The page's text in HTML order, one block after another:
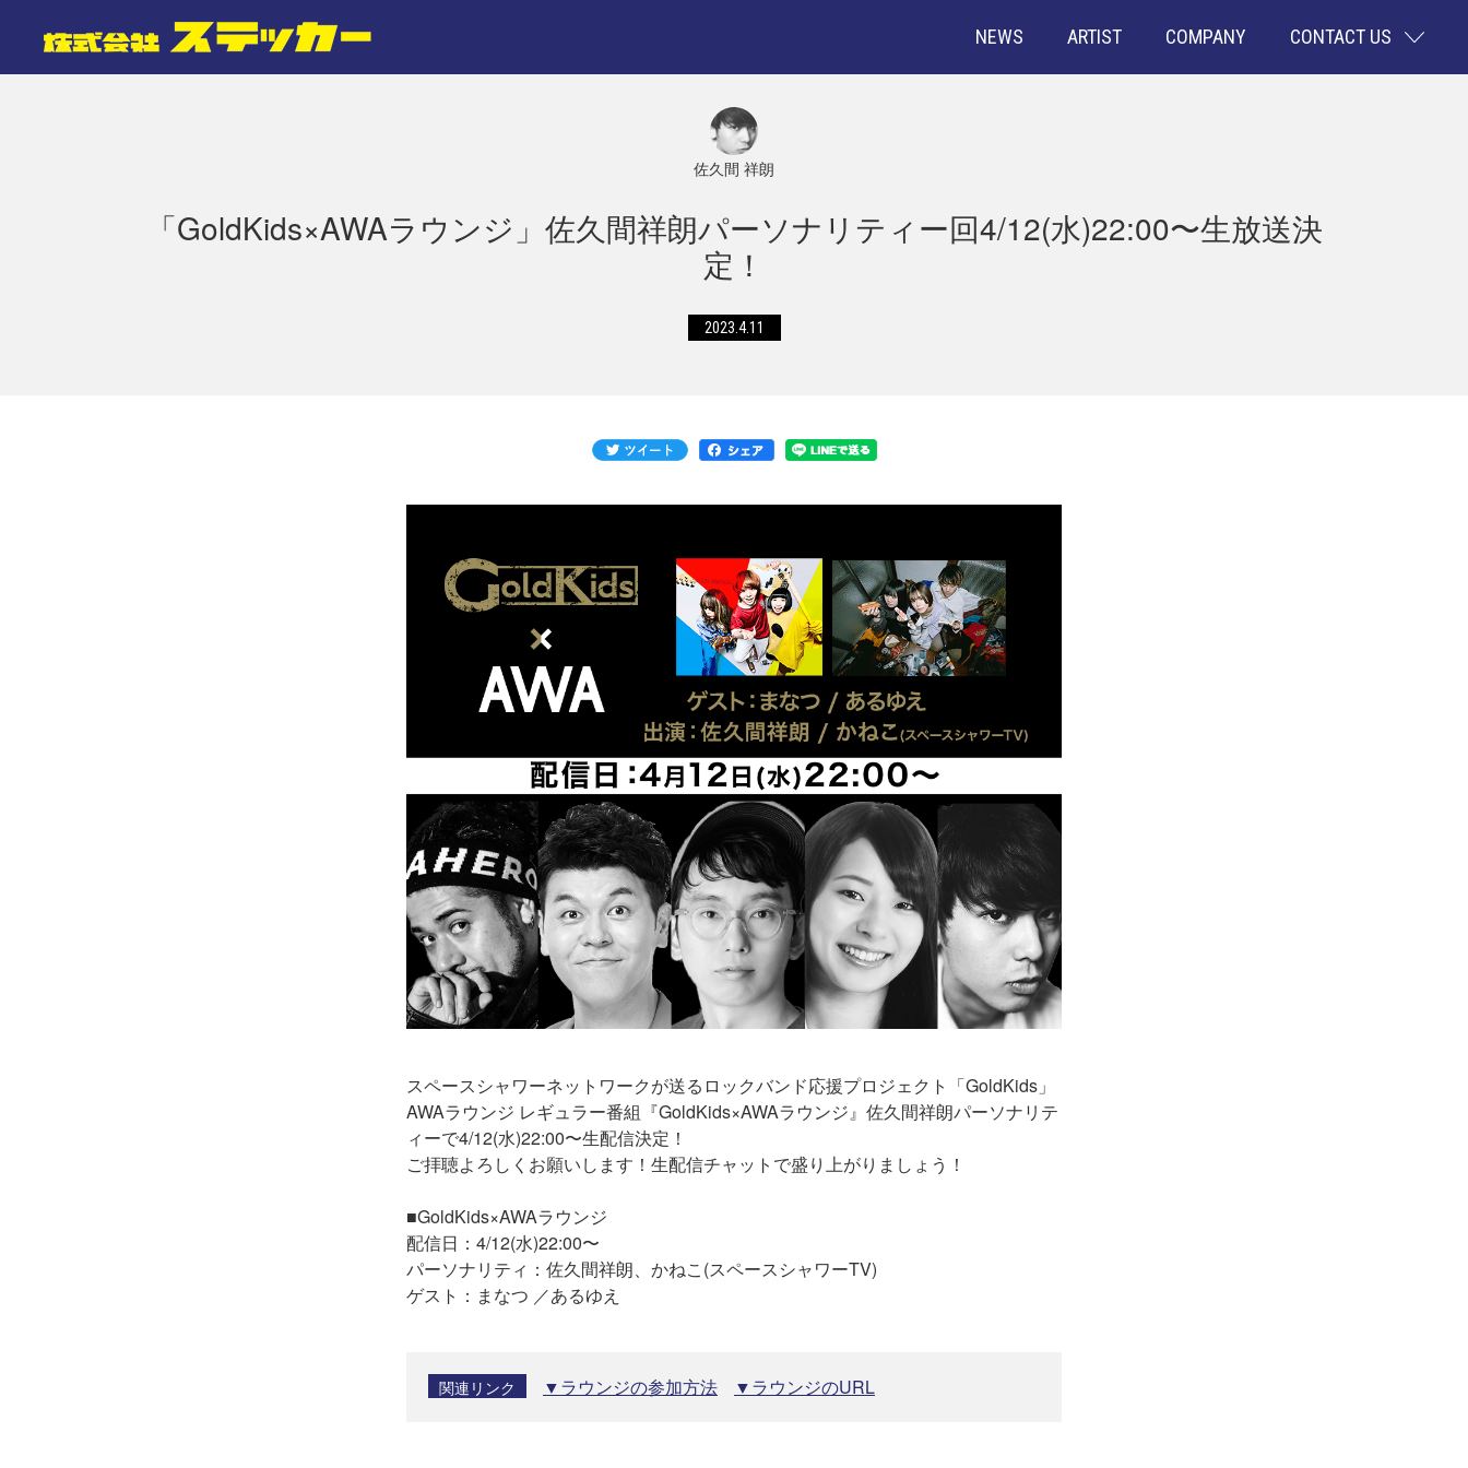
NEWS ARTIST COMPANY CONTACT US
佐久間 祥朗
「GoldKids×AWAラウンジ」佐久間祥朗パーソナリティー回4/12(水)22:00〜生放送決
定！
2023.4.11
スペースシャワーネットワークが送るロックバンド応援プロジェクト「GoldKids」
AWAラウンジ レギュラー番組『GoldKids×AWAラウンジ』佐久間祥朗パーソナリテ
ィーで4/12(水)22:00〜生配信決定！
ご拝聴よろしくお願いします！生配信チャットで盛り上がりましょう！
■GoldKids×AWAラウンジ
配信日：4/12(水)22:00〜
パーソナリティ：佐久間祥朗、かねこ(スペースシャワーTV)
ゲスト：まなつ ／あるゆえ
関連リンク ▼ラウンジの参加方法 ▼ラウンジのURL